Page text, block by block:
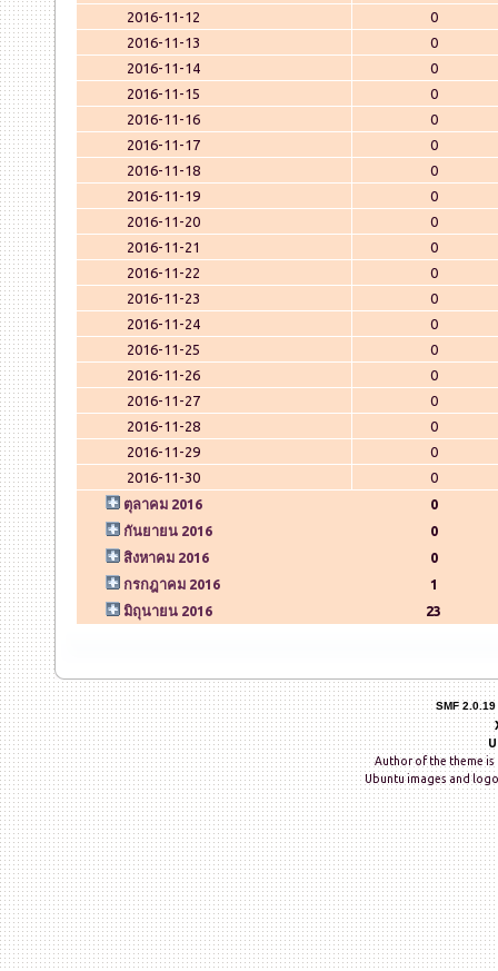
2016-11-12
0
2016-11-13
0
2016-11-14
0
2016-11-15
0
2016-11-16
0
2016-11-17
0
2016-11-18
0
2016-11-19
0
2016-11-20
0
2016-11-21
0
2016-11-22
0
2016-11-23
0
2016-11-24
0
2016-11-25
0
2016-11-26
0
2016-11-27
0
2016-11-28
0
2016-11-29
0
2016-11-30
0
ตุลาคม 2016
0
กันยายน 2016
0
สิงหาคม 2016
0
กรกฎาคม 2016
1
มิถุนายน 2016
23
SMF 2.0.19
Author of the theme
Ubuntu images and